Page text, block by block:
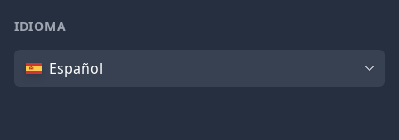
IDIOMA
IdiomaEspañol